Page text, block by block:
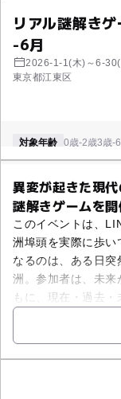
リアル謎解き
-6月
2026-1-1(木)～6-
東京都江東区
対象年齢 0歳-2歳3歳-
異変が起きた現
謎解きゲームを
このイベントは、
洲埠頭を実際に歩い
なるのは、ある日突
洲。参加者は、未来
もに、現在・過去・